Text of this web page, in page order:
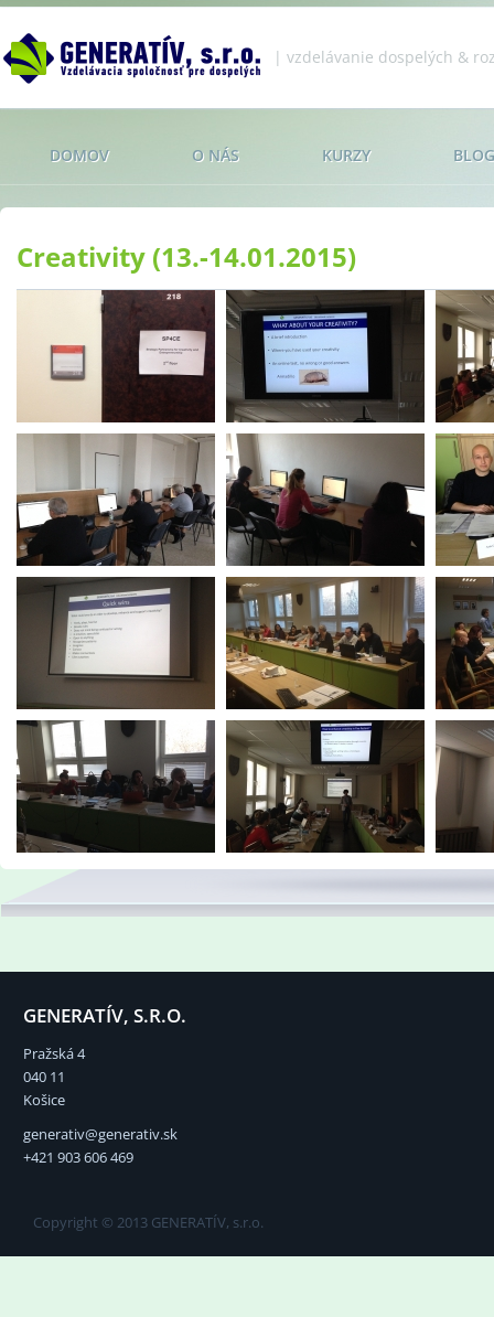
Jump to navigation
| vzdelávanie dospelých &
Creativity (13.-14.01.2015)
DOMOV O NÁS KURZY BLOG
GENERATÍV, S.R.O.
Pražská 4
040 11
Košice
generativ@generativ.sk
+421 903 606 469
Copyright © 2013 GENERATÍV, s.r.o.